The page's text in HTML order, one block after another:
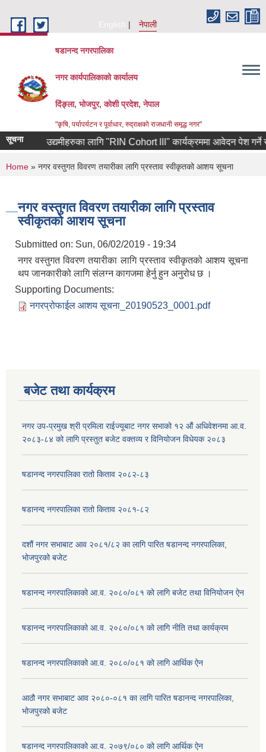
English
नेपाली
षडानन्द नगरपालिका
नगर कार्यपालिकाको कार्यालय
दिंङ्ला, भोजपुर, कोशी प्रदेश, नेपाल
"कृषि, पर्यापर्यटन र पूर्वाधार, रुद्राक्षको राजधानी समृद्ध नगर"
सूचनाफर्केका उद्यमीहरुका लागि "RIN Cohort lll" कार्यक्रममा आवेदन पेश गर्ने
You are here
Home » नगर वस्तुगत विवरण तयारीका लागि प्रस्ताव स्वीकृतको आशय सूचना
नगर वस्तुगत विवरण तयारीका लागि प्रस्ताव
स्वीकृतको आशय सूचना
Submitted on: Sun, 06/02/2019 - 19:34
नगर वस्तुगत विवरण तयारीका लागि प्रस्ताव स्वीकृतको आशय सूचना
थप जानकारीको लागि संलग्न कागजमा हेर्नु हुन अनुरोध छ ।
Supporting Documents:
नगरप्रोफाईल आशय सूचना_20190523_0001.pdf
बजेट तथा कार्यक्रम
नगर उप-प्रमुख श्री प्रमिला राईज्यूबाट नगर सभाको १२ ‍औं अधिवेशनमा आ.व.
२०८३-८४ को लागि प्रस्तुत बजेट वक्तव्य र विनियोजन विधेयक २०८३
षडानन्द नगरपालिका रातो किताव २०८२-८३
षडानन्द नगरपालिका रातो किताव २०८१-८२
दशौं नगर सभाबाट आव २०८१/८२ का लागि पारित षडानन्द नगरपालिका,
भोजपुरको बजेट
षडानन्द नगरपालिकाको आ.व. २०८०/०८१ को लागि बजेट तथा विनियोजन ऐन
षडानन्द नगरपालिकाको आ.व. २०८०/०८१ को लागि नीति तथा कार्यक्रम
षडानन्द नगरपालिकाको आ.व. २०८०/०८१ को लागि आर्थिक ऐन
आठौ नगर सभाबाट आव २०८०-०८१ का लागि पारित षडानन्द नगरपालिका,
भोजपुरको बजेट
षडानन्द नगरपालिकाको आ.व. २०७९/०८० को लागि आर्थिक ऐन